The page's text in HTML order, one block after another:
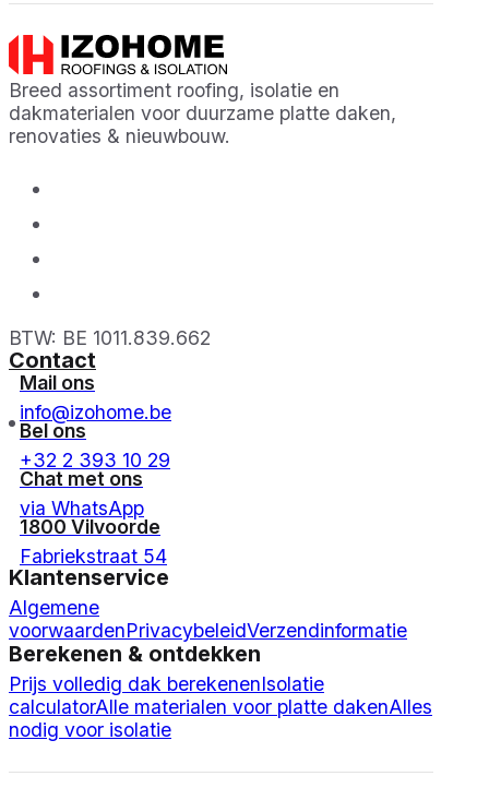
Breed assortiment roofing, isolatie en
dakmaterialen voor duurzame platte daken,
renovaties & nieuwbouw.
BTW: BE 1011.839.662
Contact
Mail ons
info@izohome.be
Bel ons
+32 2 393 10 29
Chat met ons
via WhatsApp
1800 Vilvoorde
Fabriekstraat 54
Klantenservice
Algemene
voorwaardenPrivacybeleidVerzendinformatie
Berekenen & ontdekken
Prijs volledig dak berekenenIsolatie
calculatorAlle materialen voor platte dakenAlles
nodig voor isolatie